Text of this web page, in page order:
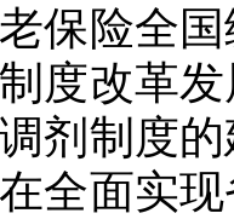
保险全
度改革
剂制度
全面实